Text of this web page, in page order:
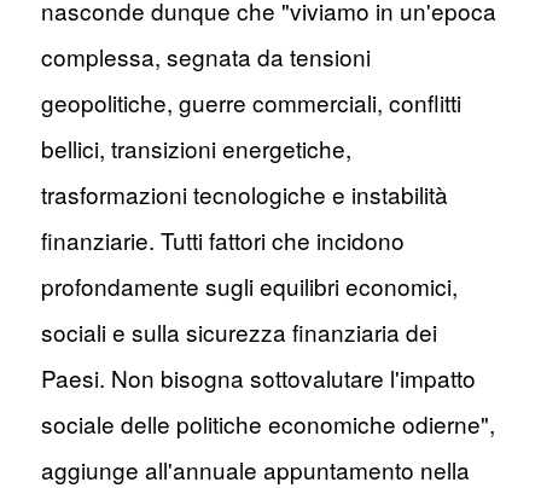
nasconde dunque che "viviamo in un'epoca
complessa, segnata da tensioni
geopolitiche, guerre commerciali, conflitti
bellici, transizioni energetiche,
trasformazioni tecnologiche e instabilità
finanziarie. Tutti fattori che incidono
profondamente sugli equilibri economici,
sociali e sulla sicurezza finanziaria dei
Paesi. Non bisogna sottovalutare l'impatto
sociale delle politiche economiche odierne",
aggiunge all'annuale appuntamento nella